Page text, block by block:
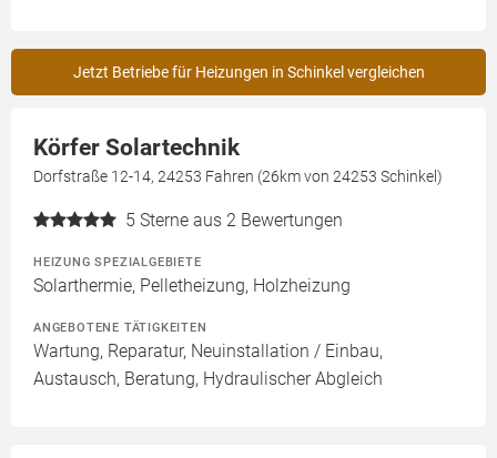
Jetzt Betriebe für Heizungen in Schinkel vergleichen
Körfer Solartechnik
Dorfstraße 12-14, 24253 Fahren (26km von 24253 Schinkel)
5 Sterne aus 2 Bewertungen
HEIZUNG SPEZIALGEBIETE
Solarthermie, Pelletheizung, Holzheizung
ANGEBOTENE TÄTIGKEITEN
Wartung, Reparatur, Neuinstallation / Einbau,
Austausch, Beratung, Hydraulischer Abgleich